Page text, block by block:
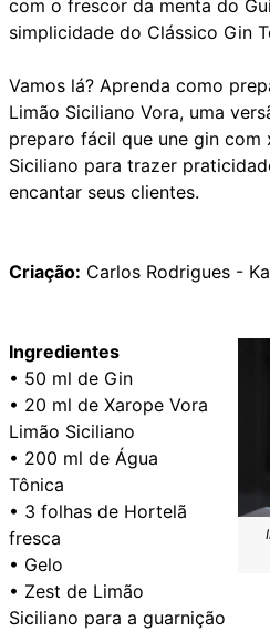
com o frescor da menta do
simplicidade do Clássico Gin
Vamos lá? Aprenda como
Limão Siciliano Vora, uma
preparo fácil que une gin com
Siciliano para trazer
encantar seus clientes.
Criação: Carlos Rodrigues -
Ingredientes
• 50 ml de Gin
• 20 ml de Xarope Vora
Limão Siciliano
• 200 ml de Água
Tônica
• 3 folhas de Hortelã
fresca
• Gelo
• Zest de Limão
Siciliano para a guarnição